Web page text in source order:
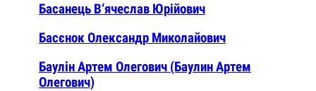
Басанець В‘ячеслав Юрійович
Басєнок Олександр Миколайович
Баулін Артем Олегович (Баулин Артем
Олегович)